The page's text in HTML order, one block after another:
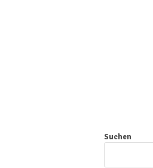
Suchen